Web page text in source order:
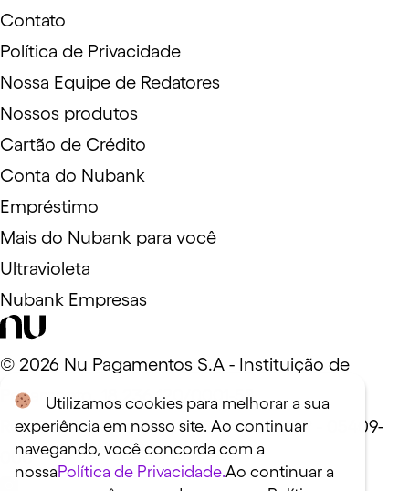
Contato
Política de Privacidade
Nossa Equipe de Redatores
Nossos produtos
Cartão de Crédito
Conta do Nubank
Empréstimo
Mais do Nubank para você
Ultravioleta
Nubank Empresas
© 2026 Nu Pagamentos S.A - Instituição de
Pagamento. 18.236.120/0001-58
Rua Capote Valente, 39 - São Paulo, SP - 05409-
000
Utilizamos cookies para melhorar a sua
experiência em nosso site. Ao continuar
navegando, você concorda com a
nossaPolítica de Privacidade.Ao continuar a